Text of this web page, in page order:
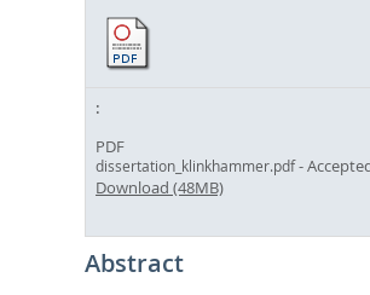
PDF
dissertation_klinkhammer.pdf-
Download (48MB)
Abstract